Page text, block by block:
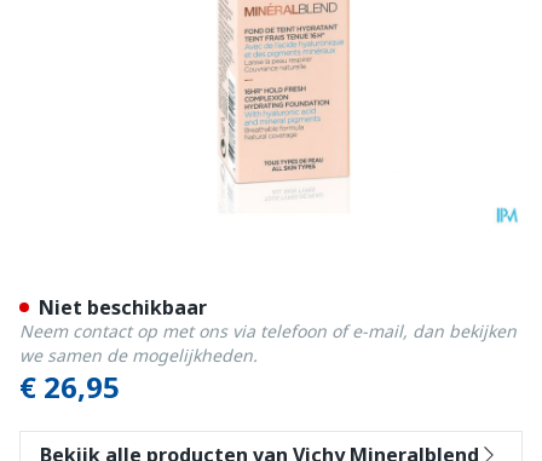
€ 26,95
Niet beschikbaar
Neem contact op met ons via telefoon of e-mail, dan bekijken
we samen de mogelijkheden.
Bekijk alle producten van Vichy Mineralblend